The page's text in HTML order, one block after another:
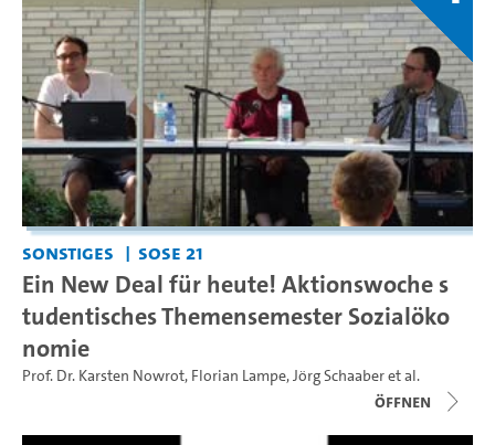
Sonstiges SoSe 21
Ein New Deal für heute! Aktionswoche s
tudentisches Themensemester Sozialöko
nomie
Prof. Dr. Karsten Nowrot, Florian Lampe,Jörg Schaaberet al.
Öffnen